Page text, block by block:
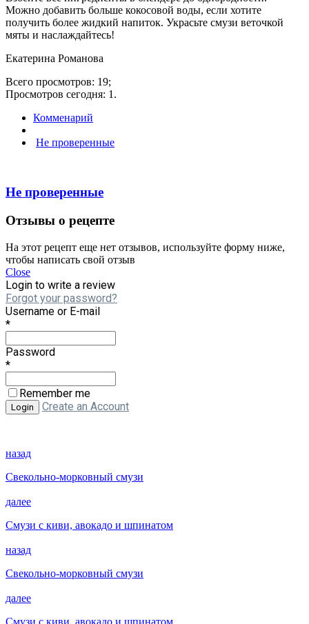
Можно добавить больше кокосовой воды, если хотите
получить более жидкий напиток. Украсьте смузи веточкой
мяты и наслаждайтесь!
Екатерина Романова
Всего просмотров: 19;
Просмотров сегодня: 1.
Комменарий
Не проверенные
Не проверенные
Отзывы о рецепте
На этот рецепт еще нет отзывов, используйте форму ниже,
чтобы написать свой отзыв
Close
Login to write a review
Forgot your password?
Username or E-mail
*
Password
*
Remember me
Create an Account
назад
Свекольно-морковный смузи
далее
Смузи с киви, авокадо и шпинатом
назад
Свекольно-морковный смузи
далее
Смузи с киви, авокадо и шпинатом